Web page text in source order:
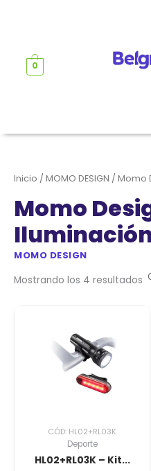
0
Inicio / MOMO DESIGN / Momo
Momo
MOMO DESIGN
Mostrando los 4 resultados
CÓD: HL02+RL03K
Deporte
HL02+RL03K – Kit...